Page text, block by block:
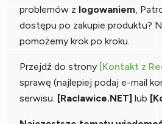
problemów z logowaniem,
dostępu po zakupie produktu?
pomożemy krok po kroku.
Przejdź do strony [Kontakt z
sprawę (najlepiej podaj e-mail
serwisu: [Raclawice.NET] lub